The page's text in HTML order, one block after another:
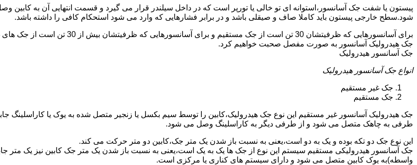
پیستون یا شفت جک آسانسور،استوانه ای تو خالی یا تورپر است که در داخل سیلندر قرار می گیرد و قسمت انتهایی آن به
شود.سطح خارجی پیستون باید کاملا صاف و صیقلی باشد و در برابر فشارهایی که وارد می شود استحکام کافی را داشته باشد.
برای آسانسورهایی که ظرفیتشان 30 تن
جک هیدرولیک آسانسور به صورت مفصل صحبت خواهیم کرد.
جک آسانسور هیدرولیک
انواع جک آسانسور هیدرولیک
جک غیر مستقیم
جک مستقیم
جک هیدرولیک آسانسور غیر مستقیم این نوع جک هیدرولیک،کابین را توسط سیم بکسل یا زنجیر متصل شده به یوک یا
طرفی به چاهک متصل می شود و از طرفی دیگر به کاراسلینگ وصل می شود.
این نوع جک دو تکه بوده و یک به دو است،یعنی به نسبت باز شدن یک متر جک،کابین دو متر حرکت می کند.
جک آسانسور هیدرولیکی مستقیم سیستم این نوع از جک ها یک به یک است،یعنی به نسبت باز شدن یک متر جک کابین نیز یک متر
واسطه)به یوک کابین متصل می شود و دارای سیستم های کناری یا مرکزی است.